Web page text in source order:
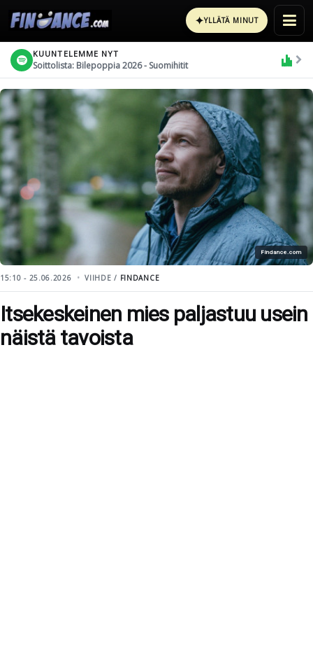
✦YLLÄTÄ MINUT
KUUNTELEMME NYT
Soittolista: Bilepoppia 2026 - Suomihitit
Findance.com
15:10 - 25.06.2026 VIIHDE / FINDANCE
Itsekeskeinen mies paljastuu usein
näistä tavoista